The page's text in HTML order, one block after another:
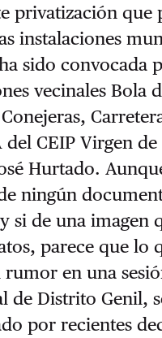
privatización que
instalaciones
sido convocada
vecinales Bola
del CEIP Virgen de
Hurtado.
ningún
si de una imagen
parece que lo
en una
de Distrito Genil,
por recientes